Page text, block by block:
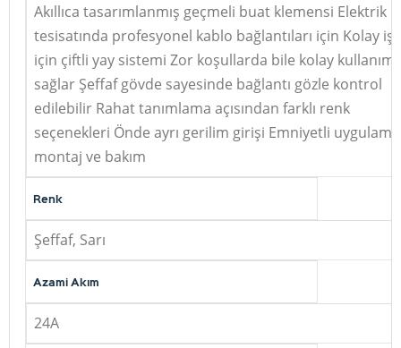
Akıllıca tasarımlanmış geçmeli buat klemensi Elektrik
tesisatında profesyonel kablo bağlantıları için Kolay
için çiftli yay sistemi Zor koşullarda bile kolay kullanım
sağlar Şeffaf gövde sayesinde bağlantı gözle kontrol
edilebilir Rahat tanımlama açısından farklı renk
seçenekleri Önde ayrı gerilim girişi Emniyetli
montaj ve bakım
Renk
Şeffaf, Sarı
Azami Akım
24A